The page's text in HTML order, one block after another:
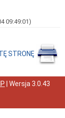
09:49:01)
STRONĘ
| Wersja 3.0.43